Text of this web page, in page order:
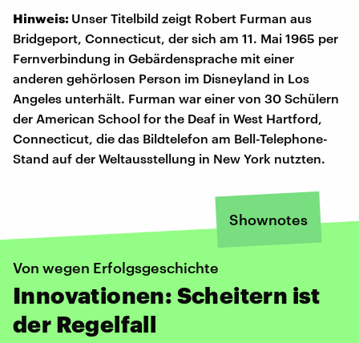
Hinweis: Unser Titelbild zeigt Robert Furman aus
Bridgeport, Connecticut, der sich am 11. Mai 1965 per
Fernverbindung in Gebärdensprache mit einer
anderen gehörlosen Person im Disneyland in Los
Angeles unterhält. Furman war einer von 30 Schülern
der American School for the Deaf in West Hartford,
Connecticut, die das Bildtelefon am Bell-Telephone-
Stand auf der Weltausstellung in New York nutzten.
Shownotes
Von wegen Erfolgsgeschichte
Innovationen: Scheitern ist
der Regelfall